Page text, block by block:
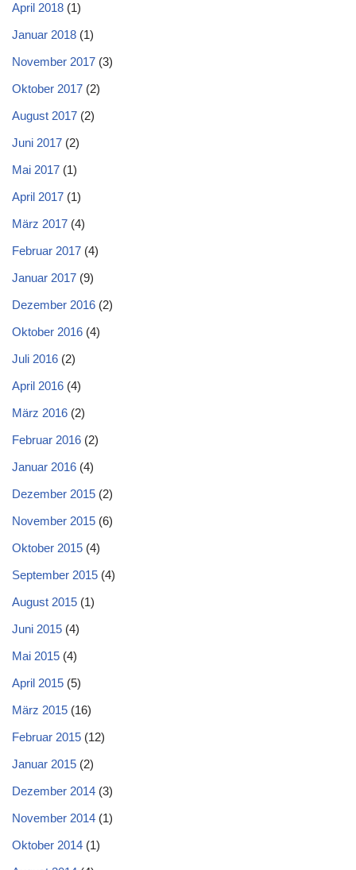
April 2018 (1)
Januar 2018 (1)
November 2017 (3)
Oktober 2017 (2)
August 2017 (2)
Juni 2017 (2)
Mai 2017 (1)
April 2017 (1)
März 2017 (4)
Februar 2017 (4)
Januar 2017 (9)
Dezember 2016 (2)
Oktober 2016 (4)
Juli 2016 (2)
April 2016 (4)
März 2016 (2)
Februar 2016 (2)
Januar 2016 (4)
Dezember 2015 (2)
November 2015 (6)
Oktober 2015 (4)
September 2015 (4)
August 2015 (1)
Juni 2015 (4)
Mai 2015 (4)
April 2015 (5)
März 2015 (16)
Februar 2015 (12)
Januar 2015 (2)
Dezember 2014 (3)
November 2014 (1)
Oktober 2014 (1)